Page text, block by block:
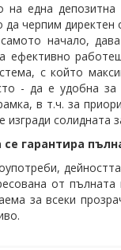
на една
да черпим директен
начало,
ефективно
с който
- да е удобна
в т.ч. за
изгради
гарантира
от
за всеки